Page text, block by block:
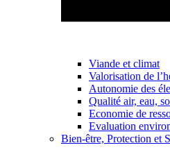
Viande et climat
Valorisation de
Autonomie des
Qualité air, eau,
Economie de
Evaluation
Bien-être, Protection et